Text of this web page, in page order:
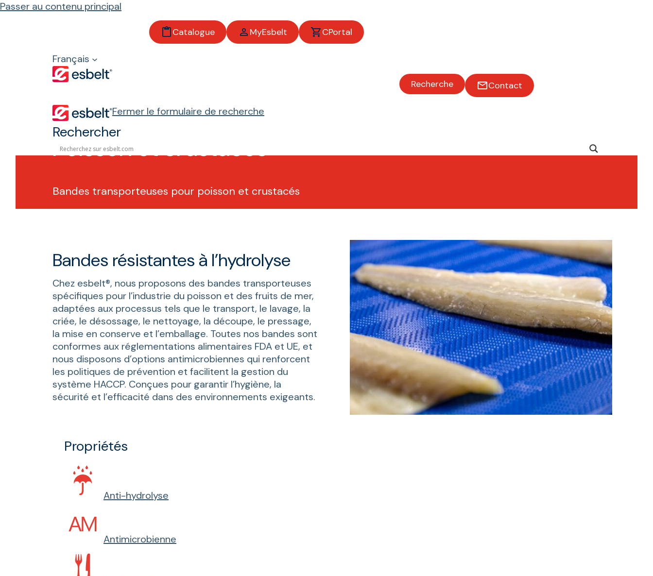
Passer au contenu principal
Catalogue MyEsbelt CPortal
Français
Recherche Contact
Fermer le formulaire de recherche
Rechercher
Secteurs
Alimentaire
Poisson et crustacés
Bandes transporteuses pour poisson et crustacés
Bandes résistantes à l’hydrolyse
Chez esbelt®, nous proposons des bandes transporteuses
spécifiques pour l’industrie du poisson et des fruits de mer,
adaptées aux processus tels que le transport, le lavage, la
criée, le désossage, le nettoyage, la découpe, le pressage,
la mise en conserve et l’emballage. Toutes nos bandes sont
conformes aux réglementations alimentaires FDA et UE, et
nous disposons d’options antimicrobiennes qui renforcent
les politiques de prévention et facilitent la gestion du
système HACCP. Conçues pour garantir l’hygiène, la
sécurité et l’efficacité dans des environnements exigeants.
Propriétés
Anti-hydrolyse
Antimicrobienne